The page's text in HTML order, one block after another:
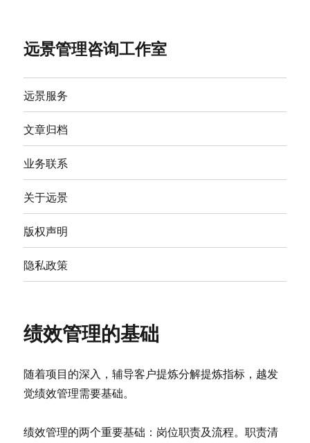
远景管理咨询工作室
远景服务
文章归档
业务联系
关于远景
版权声明
隐私政策
绩效管理的基础
随着项目的深入，辅导客户提炼分解提炼指标，越发
觉绩效管理需要基础。
绩效管理的两个重要基础：岗位职责及流程。职责清